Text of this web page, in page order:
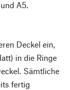
A5.
Deckel ein,
in die Ringe
Sämtliche
fertig